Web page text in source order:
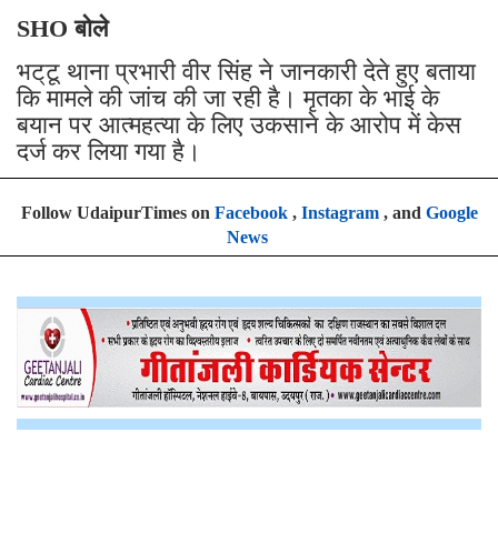
SHO बोले
भट्‌टू थाना प्रभारी वीर सिंह ने जानकारी देते हुए बताया
कि मामले की जांच की जा रही है। मृतका के भाई के
बयान पर आत्महत्या के लिए उकसाने के आरोप में केस
दर्ज कर लिया गया है।
Follow UdaipurTimes on Facebook, Instagram, and Google
News